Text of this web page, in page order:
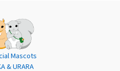
Mascots
& URARA